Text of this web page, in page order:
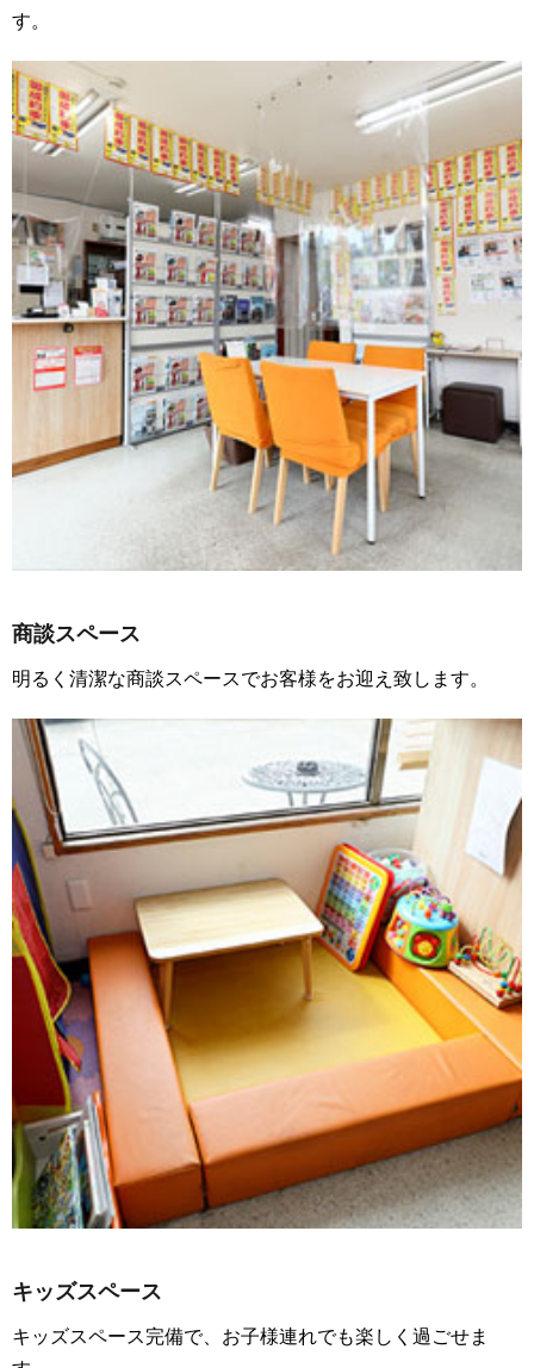
す。
商談スペース
明るく清潔な商談スペースでお客様をお迎え致します。
キッズスペース
キッズスペース完備で、お子様連れでも楽しく過ごせま